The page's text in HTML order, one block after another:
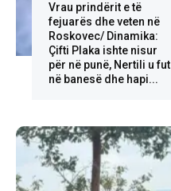
Vrau prindërit e të
fejuarës dhe veten në
Roskovec/ Dinamika:
Çifti Plaka ishte nisur
për në punë, Nertili u fut
në banesë dhe hapi...